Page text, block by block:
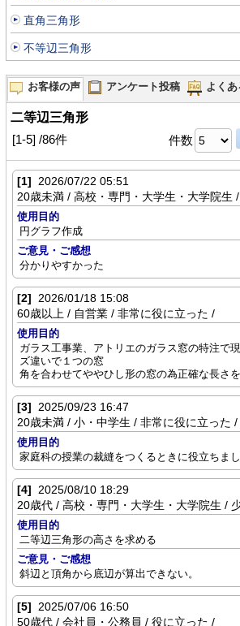
直角三角形
不等辺三角形
お客様の声 アンケート投稿 よくあ
二等辺三角形
[1-5] /86件 件数
[1] 2026/07/22 05:51
20歳未満 / 高校・専門・大学生・大学院生
使用目的
円グラフ作成
ご意見・ご感想
分かりやすかった
[2] 2026/01/18 15:08
60歳以上 / 自営業 / 非常に役に立った /
使用目的
ガラス工事業、アトリエのガラス窓の特注で
ズ違いで１つの窓
角を合わせてややひし形の窓の為正確な長さ
[3] 2025/09/23 16:47
20歳未満 / 小・中学生 / 非常に役に立った /
使用目的
家庭科の授業の裁縫をつくるときに役立ちまし
[4] 2025/08/10 18:29
20歳代 / 高校・専門・大学生・大学院生 /
使用目的
二等辺三角形の高さを求める
ご意見・ご感想
斜辺と頂角から底辺が算出できない。
[5] 2025/07/06 16:50
50歳代 / 会社員・公務員 / 役に立った /